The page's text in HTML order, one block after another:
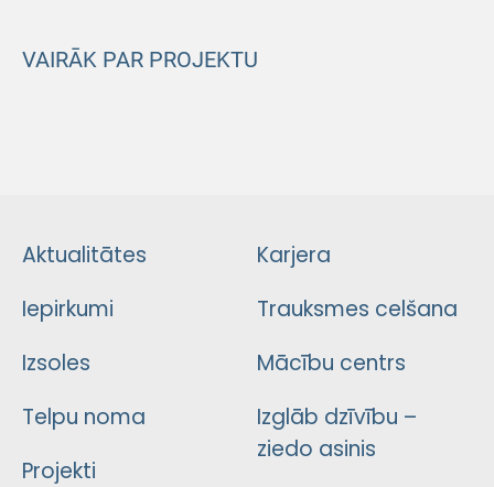
VAIRĀK PAR PROJEKTU
Aktualitātes
Iepirkumi
Izsoles
Telpu noma
Projekti
Karjera
Trauksmes celšana
Mācību centrs
Izglāb dzīvību –
ziedo asinis